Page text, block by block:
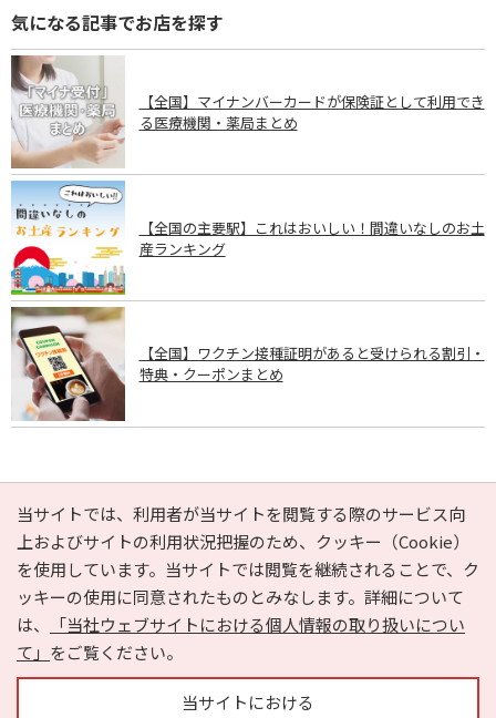
気になる記事でお店を探す
【全国】マイナンバーカードが保険証として利用でき
る医療機関・薬局まとめ
【全国の主要駅】これはおいしい！間違いなしのお土
産ランキング
【全国】ワクチン接種証明があると受けられる割引・
特典・クーポンまとめ
PAGE TOP
当サイトでは、利用者が当サイトを閲覧する際のサービス向
上およびサイトの利用状況把握のため、クッキー（Cookie）
を使用しています。当サイトでは閲覧を継続されることで、ク
ッキーの使用に同意されたものとみなします。詳細について
は、
「当社ウェブサイトにおける個人情報の取り扱いについ
て」 をご覧ください。
当サイトにおける
e-NAVITA（イーナビタ）とは？ お気に入り
ヘルプ
利用規約
個人情報の取り扱いについて
運営会社
サイトマップ
広告掲載に関するお問い合わせ